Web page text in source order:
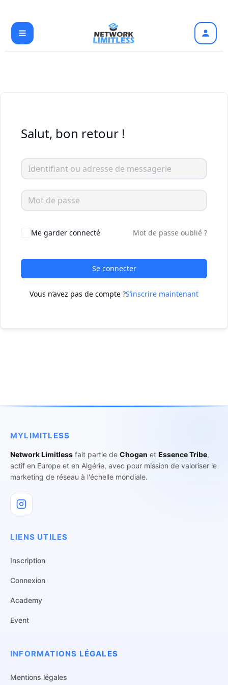
Aller
au
contenu
Salut, bon retour !
Me garder connecté Mot de passe oublié ?
Se connecter
Vous n’avez pas de compte ?S’inscrire maintenant
MYLIMITLESS
Network Limitless fait partie de Chogan et Essence Tribe,
actif en Europe et en Algérie, avec pour mission de valoriser le
marketing de réseau à l'échelle mondiale.
LIENS UTILES
Inscription
Connexion
Academy
Event
INFORMATIONS LÉGALES
Mentions légales